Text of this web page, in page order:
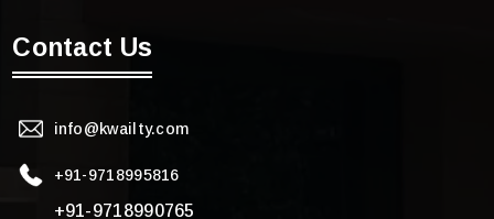
Contact Us
info@kwailty.com
+91-9718995816
+91-9718990765